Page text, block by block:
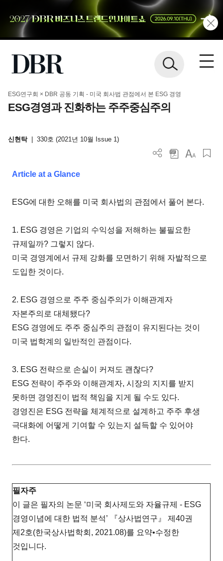
ESG연구회 × DBR 공동 기획 - 미국 회사법 관점에서 본 ESG 경영
ESG경영과 진화하는 주주중심주의
신현탁 330호 (2021년 10월 Issue 1)
Article at a Glance
ESG에 대한 오해를 미국 회사법의 관점에서 풀어 본다.
1. ESG 경영은 기업의 수익성을 저해하는 불필요한
규제일까? 그렇지 않다.
미국 경영계에서 규제 강화를 모면하기 위해 자발적으로
도입한 것이다.
2. ESG 경영으로 주주 중심주의가 이해관계자
자본주의로 대체됐다?
ESG 경영에도 주주 중심주의 관점이 유지된다는 것이
미국 법학계의 일반적인 관점이다.
3. ESG 전략으로 손실이 커져도 괜찮다?
ESG 전략이 주주와 이해관계자, 시장의 지지를 받지
못하면 경영진이 법적 책임을 지게 될 수도 있다.
경영진은 ESG 전략을 체계적으로 설계하고 주주 후생
극대화에 어떻게 기여할 수 있는지 설득할 수 있어야
한다.
필자주
이 글은 필자의 논문 ‘미국 회사제도와 자율규제 - ESG
경영이념에 대한 법적 분석’ 『상사법연구』 제40권
제2호(한국상사법학회, 2021.08)를 요약•수정한
것입니다.